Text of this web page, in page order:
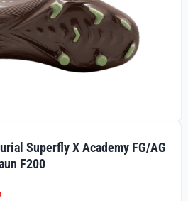
Superfly X Academy FG/AG
F200